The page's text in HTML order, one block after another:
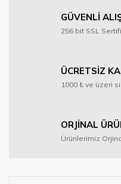
GÜVENLİ
256 bit SSL
ÜCRETSİZ
1000 ₺ ve üzeri
ORJİNAL
Ürünlerimiz